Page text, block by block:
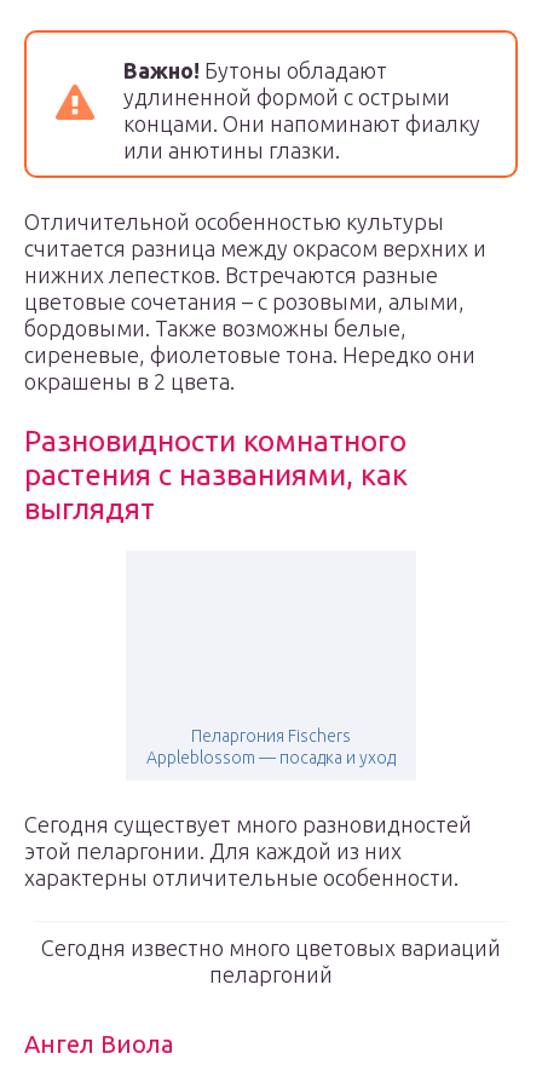
Важно! Бутоны обладают
удлиненной формой с острыми
концами. Они напоминают фиалку
или анютины глазки.
Отличительной особенностью культуры
считается разница между окрасом верхних и
нижних лепестков. Встречаются разные
цветовые сочетания – с розовыми, алыми,
бордовыми. Также возможны белые,
сиреневые, фиолетовые тона. Нередко они
окрашены в 2 цвета.
Разновидности комнатного
растения с названиями, как
выглядят
Пеларгония Fischers
Appleblossom — посадка и уход
Сегодня существует много разновидностей
этой пеларгонии. Для каждой из них
характерны отличительные особенности.
Сегодня известно много цветовых вариаций
пеларгоний
Ангел Виола